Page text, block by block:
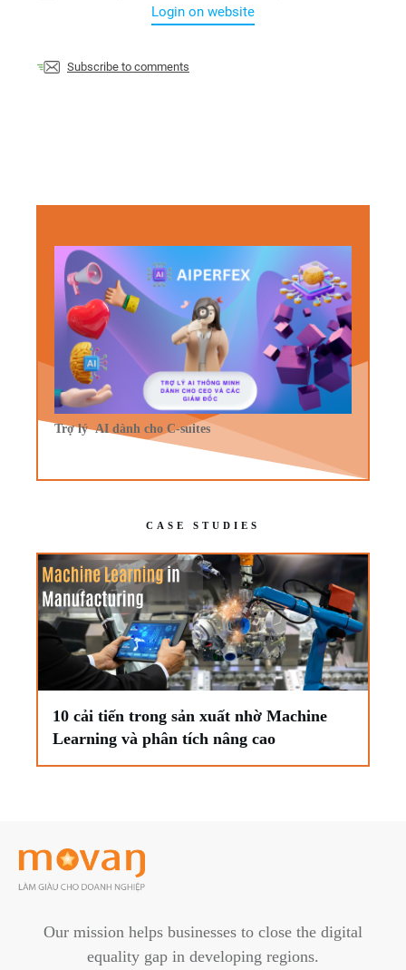
Login on website
Subscribe to comments
Trợ lý AI dành cho C-suites
CASE STUDIES
10 cải tiến trong sản xuất nhờ Machine
Learning và phân tích nâng cao
Our mission helps businesses to close the digital
equality gap in developing regions.